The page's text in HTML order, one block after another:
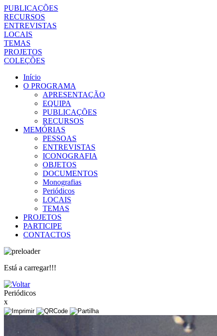
PUBLICAÇÕES
RECURSOS
ENTREVISTAS
LOCAIS
TEMAS
PROJETOS
COLEÇÕES
Início
O PROGRAMA
APRESENTAÇÃO
EQUIPA
PUBLICAÇÕES
RECURSOS
MEMÓRIAS
PESSOAS
ENTREVISTAS
ICONOGRAFIA
OBJETOS
DOCUMENTOS
Monografias
Periódicos
LOCAIS
TEMAS
PROJETOS
PARTICIPE
CONTACTOS
Está a carregar!!!
Periódicos
x